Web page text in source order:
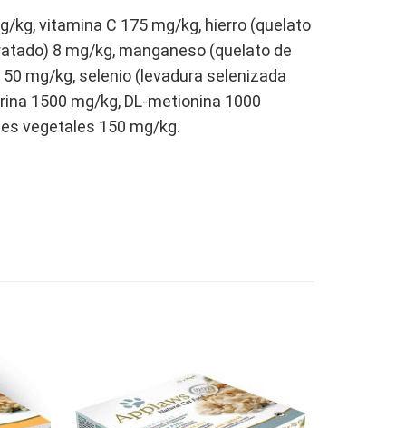
kg, vitamina C 175 mg/kg, hierro (quelato
8 mg/kg, manganeso (quelato de
mg/kg, selenio (levadura selenizada
1500 mg/kg, DL-metionina 1000
vegetales 150 mg/kg.